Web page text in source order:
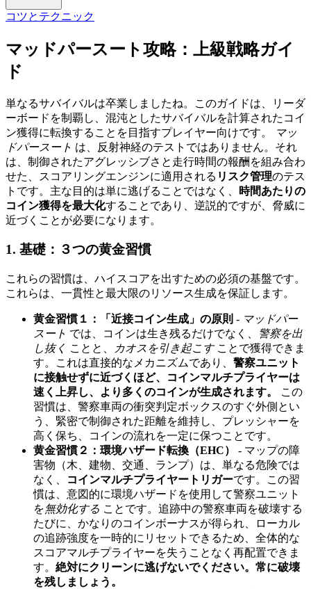
コツとテクニック
マッドパースート攻略：上級戦略ガイ
ド
単なるサバイバルは卒業しましたね。このガイドは、リーダ
ーボードを制覇し、混沌としたサバイバルを計算されたコイ
ン獲得に転換することを目指すプレイヤー向けです。
マッ
ドパースート は、反射神経のテストではありません。それ
は、制御されたアグレッシブさと走行時間の報酬を組み合わ
せた、スコアリングエンジンに適用される リスク管理のテス
トです。主な目的は単に逃げることではなく、
時間あたりの
コイン獲得を最大化することであり、逆説的ですが、脅威に
近づくことが必要になります。
1. 基礎：３つの黄金習慣
これらの習慣は、ハイスコアを出すための必須の基盤です。
これらは、一貫性と最大限のリソース生成を保証します。
黄金習慣１：「近接コイン生成」の原則 - マッドパー
スート では、コインは生き残るだけでなく、
警察を出
し抜く ことと、 カオスを引き起こすことで獲得できま
す。これは直接的なメカニズムであり、 警察ユニット
に接触せずに近づくほど、コインマルチプライヤーは
速く上昇し、より多くのコインが生成されます。
この
習慣は、警察車両の衝突判定ボックスのすぐ外側とい
う、緊密で制御された距離を維持し、プレッシャーを
高く保ち、コインの流れを一定に保つことです。
黄金習慣２：環境ハザード転換（EHC）
- マップの障
害物（木、建物、交通、ランプ）は、単なる危険では
なく、
コインマルチプライヤートリガーです。この習
慣は、意図的に環境ハザードを使用して警察ユニット
を無効化する ことです。追跡中の警察車両を破壊する
たびに、かなりのコインボーナスが得られ、ローカル
の追跡強度を一時的にリセットできるため、全体的な
スコアマルチプライヤーを失うことなく再配置できま
す。 絶対にクリーンに逃げないでください。常に破壊
を残しましょう。